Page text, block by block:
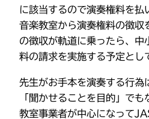
に該当するので演奏権料を払
音楽教室から演奏権料の徴収
の徴収が軌道に乗ったら、中
料の請求を実施する予定とし
先生がお手本を演奏する行為
「聞かせることを目的」で
教室事業者が中心になって